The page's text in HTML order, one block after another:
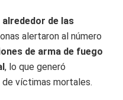
de las
alertaron al número
de arma de fuego
, lo que generó
víctimas mortales.